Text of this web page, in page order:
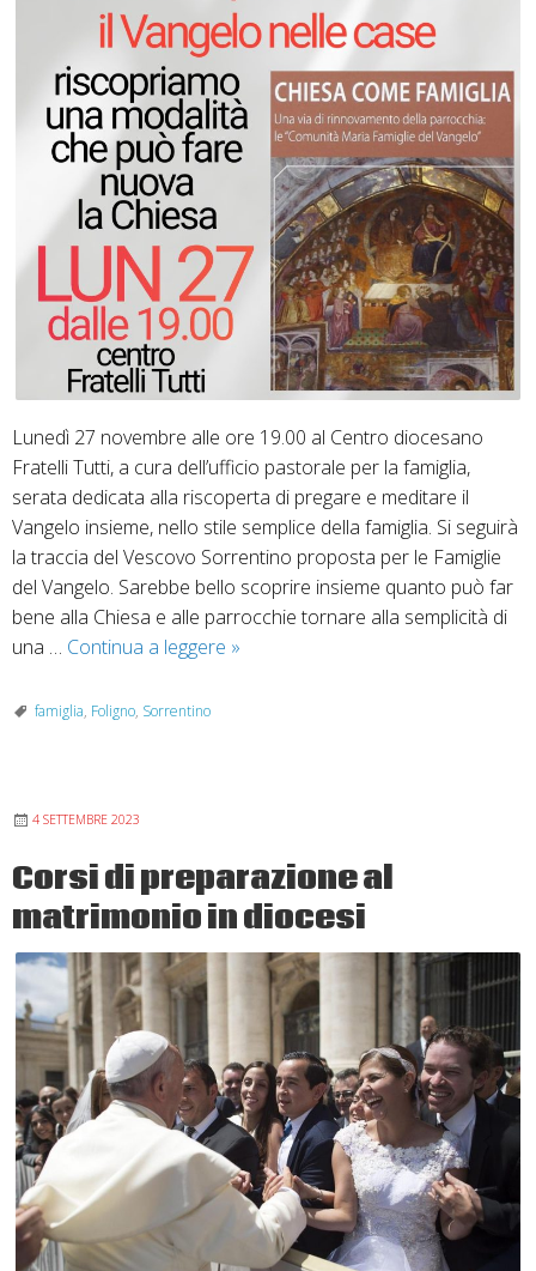
Lunedì 27 novembre alle ore 19.00 al Centro diocesano
Fratelli Tutti, a cura dell’ufficio pastorale per la famiglia,
serata dedicata alla riscoperta di pregare e meditare il
Vangelo insieme, nello stile semplice della famiglia. Si seguirà
la traccia del Vescovo Sorrentino proposta per le Famiglie
del Vangelo. Sarebbe bello scoprire insieme quanto può far
bene alla Chiesa e alle parrocchie tornare alla semplicità di
una … Continua a leggere Chiesa
»
famiglia, Foligno, Sorrentino
4 SETTEMBRE 2023
Corsi di preparazione al
matrimonio in diocesi